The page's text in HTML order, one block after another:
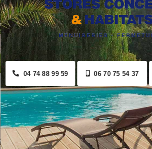
04 74 88 99 59 06 70 75 54 37